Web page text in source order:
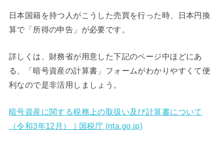
日本国籍を持つ人がこうした売買を行った時、日本円換
算で「所得の申告」が必要です。
詳しくは、財務省が用意した下記のページ中ほどにあ
る、「暗号資産の計算書」フォームがわかりやすくて便
利なので是非活用しましょう。
暗号資産に関する税務上の取扱い及び計算書について
（令和3年12月）｜国税庁 (nta.go.jp)